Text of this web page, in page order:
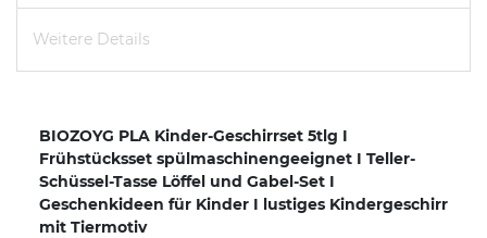
Weitere Details
BIOZOYG PLA Kinder-Geschirrset 5tlg I
Frühstücksset spülmaschinengeeignet I Teller-
Schüssel-Tasse Löffel und Gabel-Set I
Geschenkideen für Kinder I lustiges Kindergeschirr
mit Tiermotiv